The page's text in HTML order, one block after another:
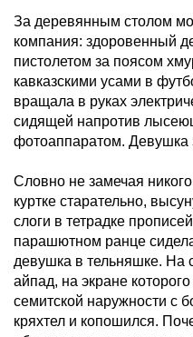
За деревянным столом
компания: здоровенный
пистолетом за поясом
кавказскими усами в
вращала в руках
сидящей напротив
фотоаппаратом. Девушка
Словно не замечая
куртке старательно,
слоги в тетрадке
парашютном ранце
девушка в тельняшке. На
айпад, на экране
семитской наружности с
кряхтел и копошился.